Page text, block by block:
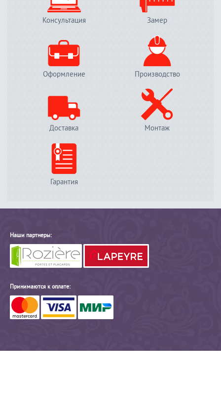
Консультация Замер
Оформление Производство
Доставка Монтаж
Гарантия
Наши партнеры:
Принимаются к оплате: